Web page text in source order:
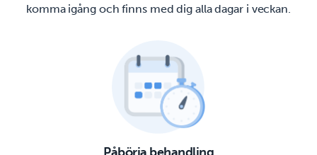
komma igång och finns med dig alla dagar i veckan.